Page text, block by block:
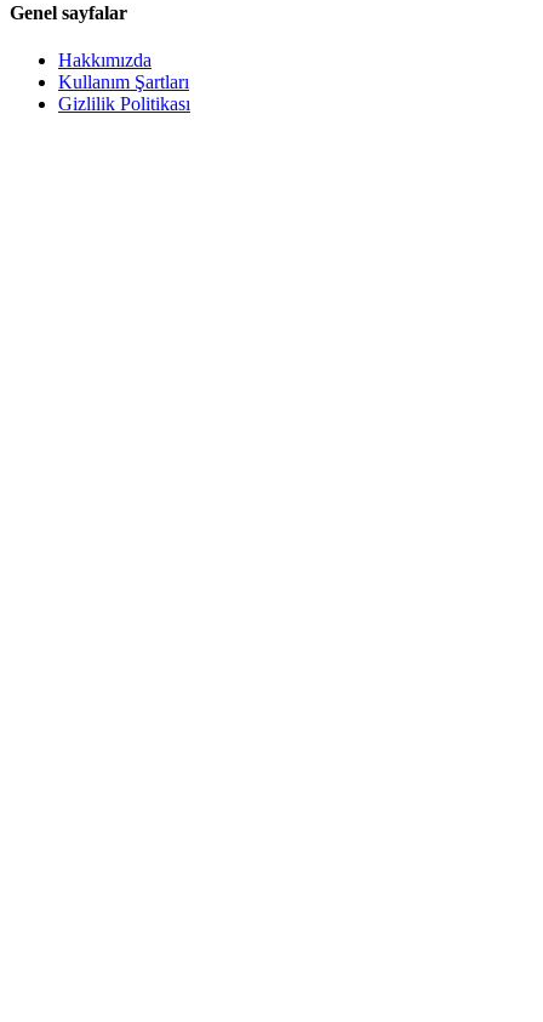
Genel sayfalar
Hakkımızda
Kullanım Şartları
Gizlilik Politikası